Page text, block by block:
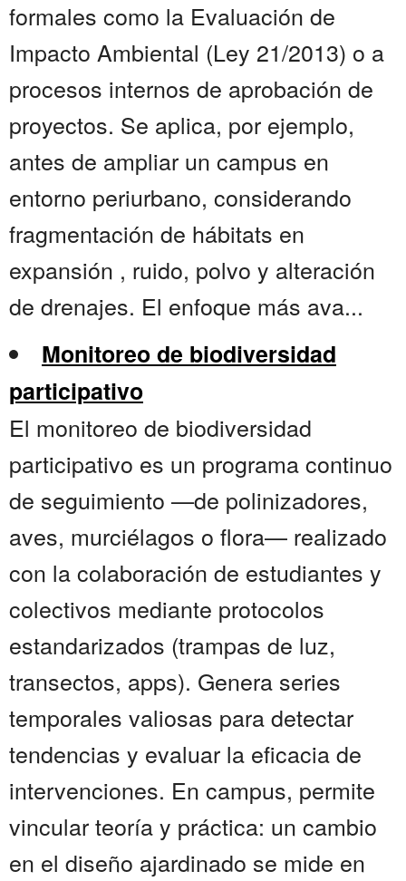
formales como la Evaluación de
Impacto Ambiental (Ley 21/2013) o a
procesos internos de aprobación de
proyectos. Se aplica, por ejemplo,
antes de ampliar un campus en
entorno periurbano, considerando
fragmentación de hábitats en
expansión , ruido, polvo y alteración
de drenajes. El enfoque más ava...
Monitoreo de biodiversidad
participativo
El monitoreo de biodiversidad
participativo es un programa continuo
de seguimiento —de polinizadores,
aves, murciélagos o flora— realizado
con la colaboración de estudiantes y
colectivos mediante protocolos
estandarizados (trampas de luz,
transectos, apps). Genera series
temporales valiosas para detectar
tendencias y evaluar la eficacia de
intervenciones. En campus, permite
vincular teoría y práctica: un cambio
en el diseño ajardinado se mide en